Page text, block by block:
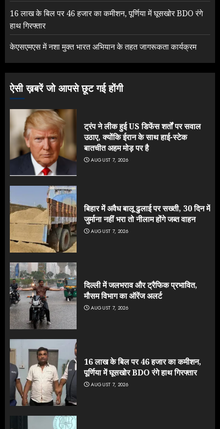
16 लाख के बिल पर 46 हजार का कमीशन, पूर्णिया में घूसखोर BDO रंगे
हाथ गिरफ्तार
केएसएमएस में नशा मुक्त भारत अभियान के तहत जागरूकता कार्यक्रम
ऐसी ख़बरें जो आपसे छूट गई होंगी
ट्रंप ने लीक हुई US डिफेंस शर्तों पर सवाल
उठाए, क्योंकि ईरान के साथ हाई-स्टेक
बातचीत अहम मोड़ पर है
AUGUST 7, 2026
बिहार में अवैध बालू ढुलाई पर सख्ती, 30 दिन में
जुर्माना नहीं भरा तो नीलाम होंगे जब्त वाहन
AUGUST 7, 2026
दिल्ली में जलभराव और ट्रैफिक प्रभावित,
मौसम विभाग का ऑरेंज अलर्ट
AUGUST 7, 2026
16 लाख के बिल पर 46 हजार का कमीशन,
पूर्णिया में घूसखोर BDO रंगे हाथ गिरफ्तार
AUGUST 7, 2026